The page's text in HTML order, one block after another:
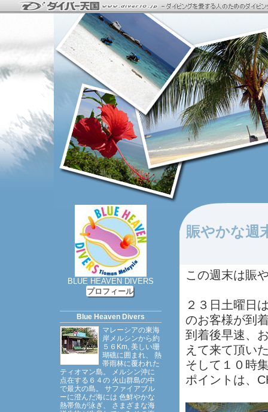
賑やかな週
この週末は賑
２３日土曜日
のお客様が到
到着後早速、
えて来て頂い
そして１０時
ポイントは、
BLUE HEAVEN DIVERS
プロフィール
Blue Heaven Divers
マレーシアの東海
岸メルシンから約
５６Km, 美しい珊
瑚礁に囲まれ、 熱
帯雨林に覆われた
ティオマン島。 メルシン沖に
点在する６４の 火山群島の中
で最大の島。 サファイアブル
ーに澄んだ海には 色鮮やかな
熱帯魚が泳ぎ、 さまざまな海